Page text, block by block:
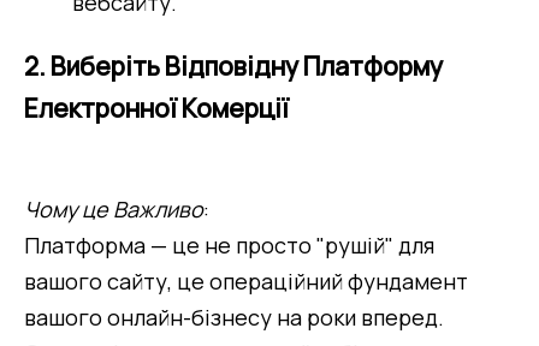
2. Виберіть Відповідну Платформу
Електронної Комерції
Чому це Важливо:
Платформа — це не просто "рушій" для
вашого сайту, це операційний фундамент
вашого онлайн-бізнесу на роки вперед.